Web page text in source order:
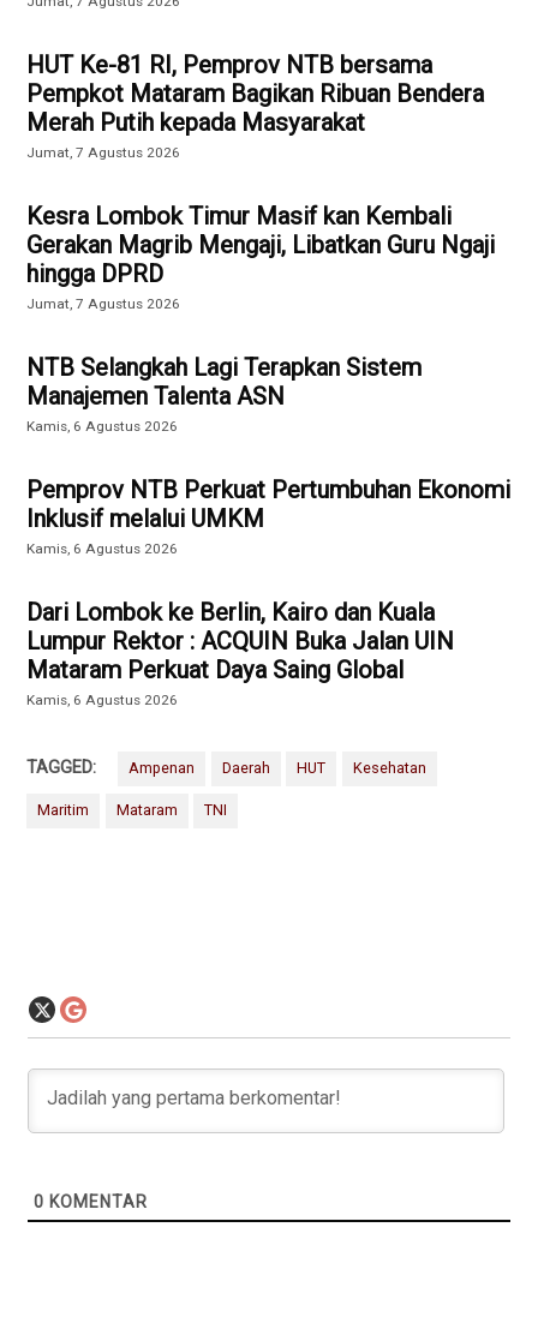
HUT Ke-81 RI, Pemprov NTB bersama
Pempkot Mataram Bagikan Ribuan Bendera
Merah Putih kepada Masyarakat
Jumat, 7 Agustus 2026
Kesra Lombok Timur Masif kan Kembali
Gerakan Magrib Mengaji, Libatkan Guru Ngaji
hingga DPRD
Jumat, 7 Agustus 2026
NTB Selangkah Lagi Terapkan Sistem
Manajemen Talenta ASN
Kamis, 6 Agustus 2026
Pemprov NTB Perkuat Pertumbuhan Ekonomi
Inklusif melalui UMKM
Kamis, 6 Agustus 2026
Dari Lombok ke Berlin, Kairo dan Kuala
Lumpur Rektor : ACQUIN Buka Jalan UIN
Mataram Perkuat Daya Saing Global
Kamis, 6 Agustus 2026
TAGGED: Ampenan Daerah HUT Kesehatan
Maritim Mataram TNI
0 KOMENTAR